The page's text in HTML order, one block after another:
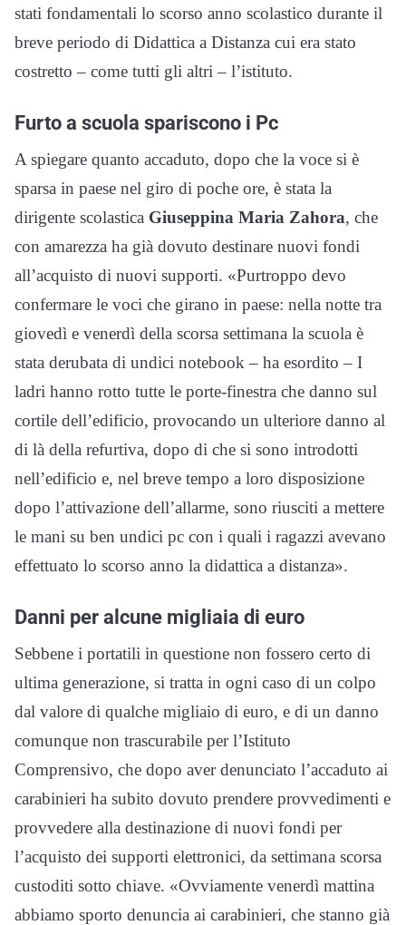
stati fondamentali lo scorso anno scolastico durante il
breve periodo di Didattica a Distanza cui era stato
costretto – come tutti gli altri – l’istituto.
Furto a scuola spariscono i Pc
A spiegare quanto accaduto, dopo che la voce si è
sparsa in paese nel giro di poche ore, è stata la
dirigente scolastica Giuseppina Maria Zahora, che
con amarezza ha già dovuto destinare nuovi fondi
all’acquisto di nuovi supporti. «Purtroppo devo
confermare le voci che girano in paese: nella notte tra
giovedì e venerdì della scorsa settimana la scuola è
stata derubata di undici notebook – ha esordito – I
ladri hanno rotto tutte le porte-finestra che danno sul
cortile dell’edificio, provocando un ulteriore danno al
di là della refurtiva, dopo di che si sono introdotti
nell’edificio e, nel breve tempo a loro disposizione
dopo l’attivazione dell’allarme, sono riusciti a mettere
le mani su ben undici pc con i quali i ragazzi avevano
effettuato lo scorso anno la didattica a distanza».
Danni per alcune migliaia di euro
Sebbene i portatili in questione non fossero certo di
ultima generazione, si tratta in ogni caso di un colpo
dal valore di qualche migliaio di euro, e di un danno
comunque non trascurabile per l’Istituto
Comprensivo, che dopo aver denunciato l’accaduto ai
carabinieri ha subito dovuto prendere provvedimenti e
provvedere alla destinazione di nuovi fondi per
l’acquisto dei supporti elettronici, da settimana scorsa
custoditi sotto chiave. «Ovviamente venerdì mattina
abbiamo sporto denuncia ai carabinieri, che stanno già